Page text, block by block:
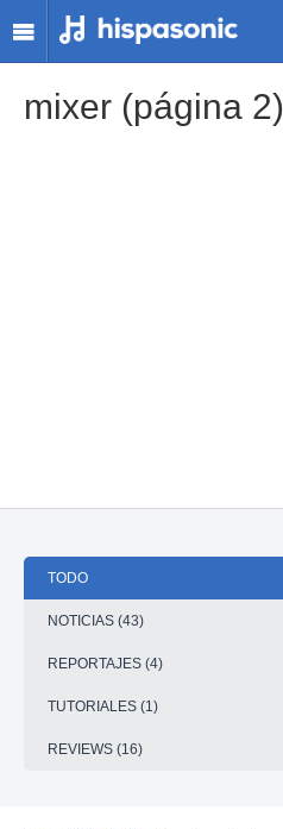
mixer (página 2)
TODO
NOTICIAS (43)
REPORTAJES (4)
TUTORIALES (1)
REVIEWS (16)